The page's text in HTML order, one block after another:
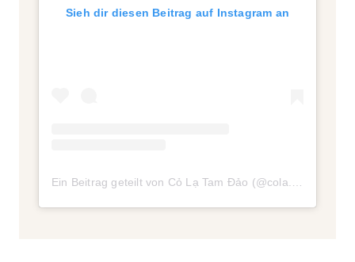
Sieh dir diesen Beitrag auf Instagram an